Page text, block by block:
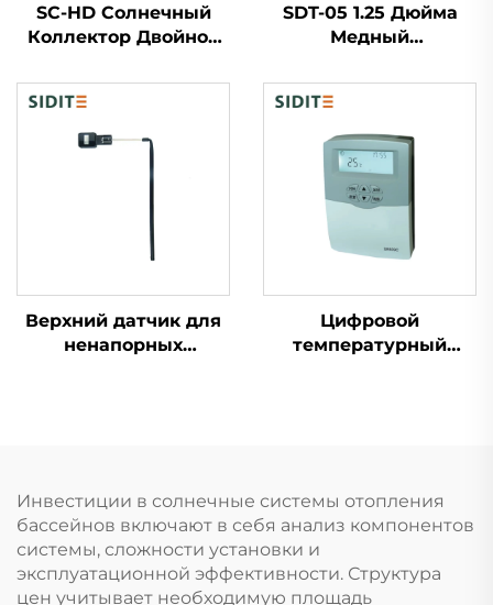
SC-HD Солнечный
Коллектор Двойное
Трубки Медь
Красного Цвета
Тепловая Трубка
Низкая -35°C
Температурная
Настенная Уличная
SDT-05 1.25 Дюйма
Медный
Элемент
1.5KW/2KW/3KW
Электрический
Нагревательный
Элемент для
Солнечного
Водонагревателя
Части
Части
Верхний датчик для
ненапорных
водонагревателями
Цифровой
температурный
мощность подогрева
Инвестиции в солнечные системы отопления
бассейнов включают в себя анализ компонентов
системы, сложности установки и
эксплуатационной эффективности. Структура
цен учитывает необходимую площадь